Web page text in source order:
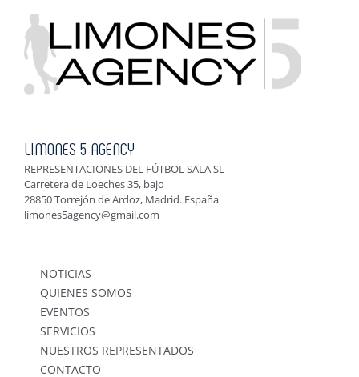
LIMONES 5 AGENCY
REPRESENTACIONES DEL FÚTBOL SALA SL
Carretera de Loeches 35, bajo
28850 Torrejón de Ardoz, Madrid. España
limones5agency@gmail.com
NOTICIAS
QUIENES SOMOS
EVENTOS
SERVICIOS
NUESTROS REPRESENTADOS
CONTACTO